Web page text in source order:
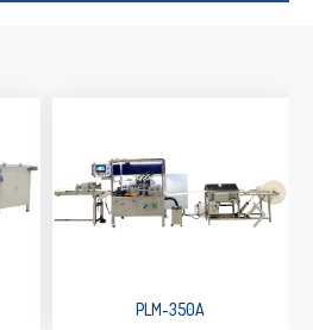
PLM-350A